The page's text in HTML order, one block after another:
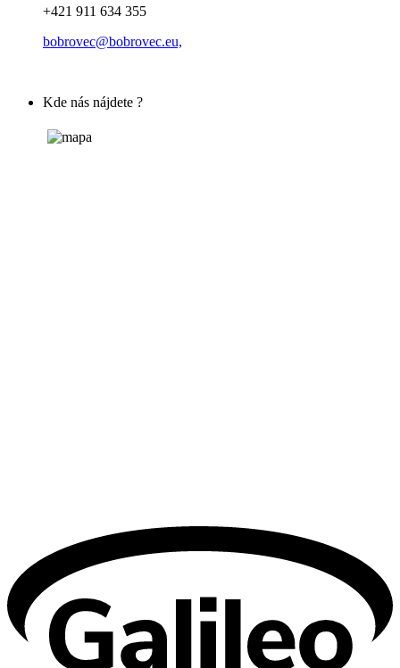
+421 911 634 355
bobrovec@bobrovec.eu,
Kde nás nájdete ?